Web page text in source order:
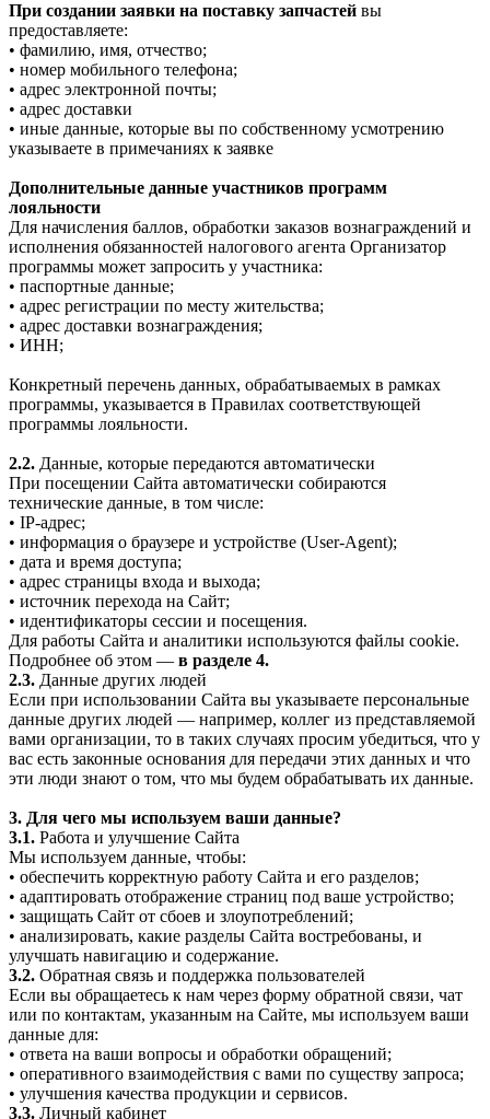
При создании заявки на поставку запчастей вы
предоставляете:
• фамилию, имя, отчество;
• номер мобильного телефона;
• адрес электронной почты;
• адрес доставки
• иные данные, которые вы по собственному усмотрению
указываете в примечаниях к заявке
Дополнительные данные участников программ
лояльности
Для начисления баллов, обработки заказов вознаграждений и
исполнения обязанностей налогового агента Организатор
программы может запросить у участника:
• паспортные данные;
• адрес регистрации по месту жительства;
• адрес доставки вознаграждения;
• ИНН;
Конкретный перечень данных, обрабатываемых в рамках
программы, указывается в Правилах соответствующей
программы лояльности.
2.2. Данные, которые передаются автоматически
При посещении Сайта автоматически собираются
технические данные, в том числе:
• IP-адрес;
• информация о браузере и устройстве (User-Agent);
• дата и время доступа;
• адрес страницы входа и выхода;
• источник перехода на Сайт;
• идентификаторы сессии и посещения.
Для работы Сайта и аналитики используются файлы cookie.
Подробнее об этом — в разделе 4.
2.3. Данные других людей
Если при использовании Сайта вы указываете персональные
данные других людей — например, коллег из представляемой
вами организации, то в таких случаях просим убедиться, что у
вас есть законные основания для передачи этих данных и что
эти люди знают о том, что мы будем обрабатывать их данные.
3. Для чего мы используем ваши данные?
3.1. Работа и улучшение Сайта
Мы используем данные, чтобы:
• обеспечить корректную работу Сайта и его разделов;
• адаптировать отображение страниц под ваше устройство;
• защищать Сайт от сбоев и злоупотреблений;
• анализировать, какие разделы Сайта востребованы, и
улучшать навигацию и содержание.
3.2. Обратная связь и поддержка пользователей
Если вы обращаетесь к нам через форму обратной связи, чат
или по контактам, указанным на Сайте, мы используем ваши
данные для:
• ответа на ваши вопросы и обработки обращений;
• оперативного взаимодействия с вами по существу запроса;
• улучшения качества продукции и сервисов.
3.3. Личный кабинет